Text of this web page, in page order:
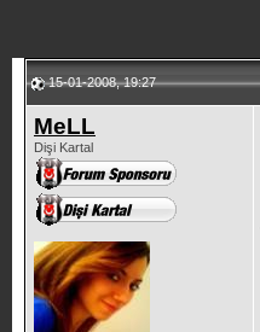
15-01-2008, 19:27
MeLL
Dişi Kartal